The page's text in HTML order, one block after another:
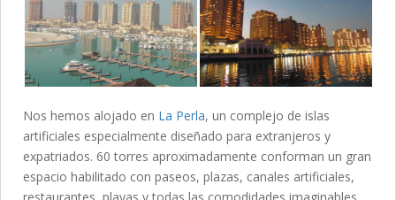
Nos hemos alojado en La Perla, un complejo de islas
artificiales especialmente diseñado para extranjeros y
expatriados. 60 torres aproximadamente conforman un gran
espacio habilitado con paseos, plazas, canales artificiales,
restaurantes, playas y todas las comodidades imaginables.